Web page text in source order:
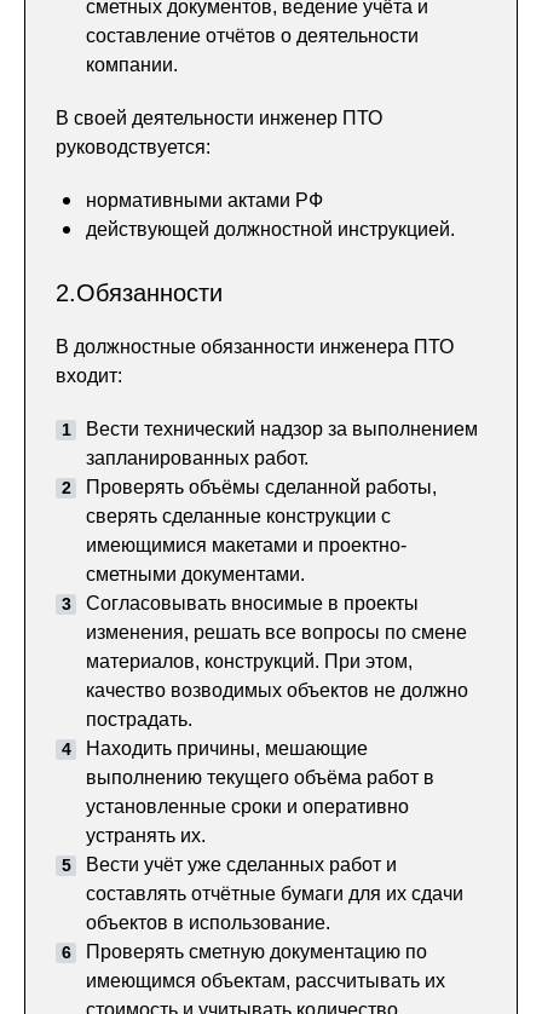
сметных документов, ведение учёта и
составление отчётов о деятельности
компании.
В своей деятельности инженер ПТО
руководствуется:
нормативными актами РФ
действующей должностной инструкцией.
2.Обязанности
В должностные обязанности инженера ПТО
входит:
Вести технический надзор за выполнением
запланированных работ.
Проверять объёмы сделанной работы,
сверять сделанные конструкции с
имеющимися макетами и проектно-
сметными документами.
Согласовывать вносимые в проекты
изменения, решать все вопросы по смене
материалов, конструкций. При этом,
качество возводимых объектов не должно
пострадать.
Находить причины, мешающие
выполнению текущего объёма работ в
установленные сроки и оперативно
устранять их.
Вести учёт уже сделанных работ и
составлять отчётные бумаги для их сдачи
объектов в использование.
Проверять сметную документацию по
имеющимся объектам, рассчитывать их
стоимость и учитывать количество